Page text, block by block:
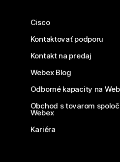
Cisco
Kontaktovať podporu
Kontakt na predaj
Webex Blog
Odborné kapacity na
Obchod s tovarom
Webex
Kariéra